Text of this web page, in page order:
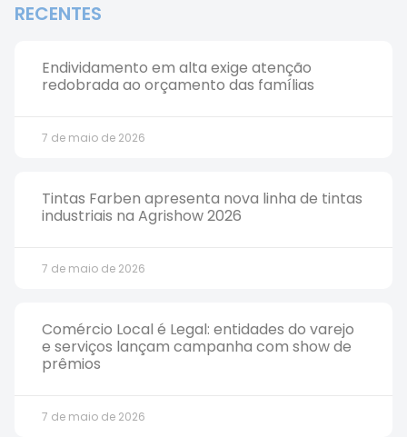
RECENTES
Endividamento em alta exige atenção
redobrada ao orçamento das famílias
7 de maio de 2026
Tintas Farben apresenta nova linha de tintas
industriais na Agrishow 2026
7 de maio de 2026
Comércio Local é Legal: entidades do varejo
e serviços lançam campanha com show de
prêmios
7 de maio de 2026